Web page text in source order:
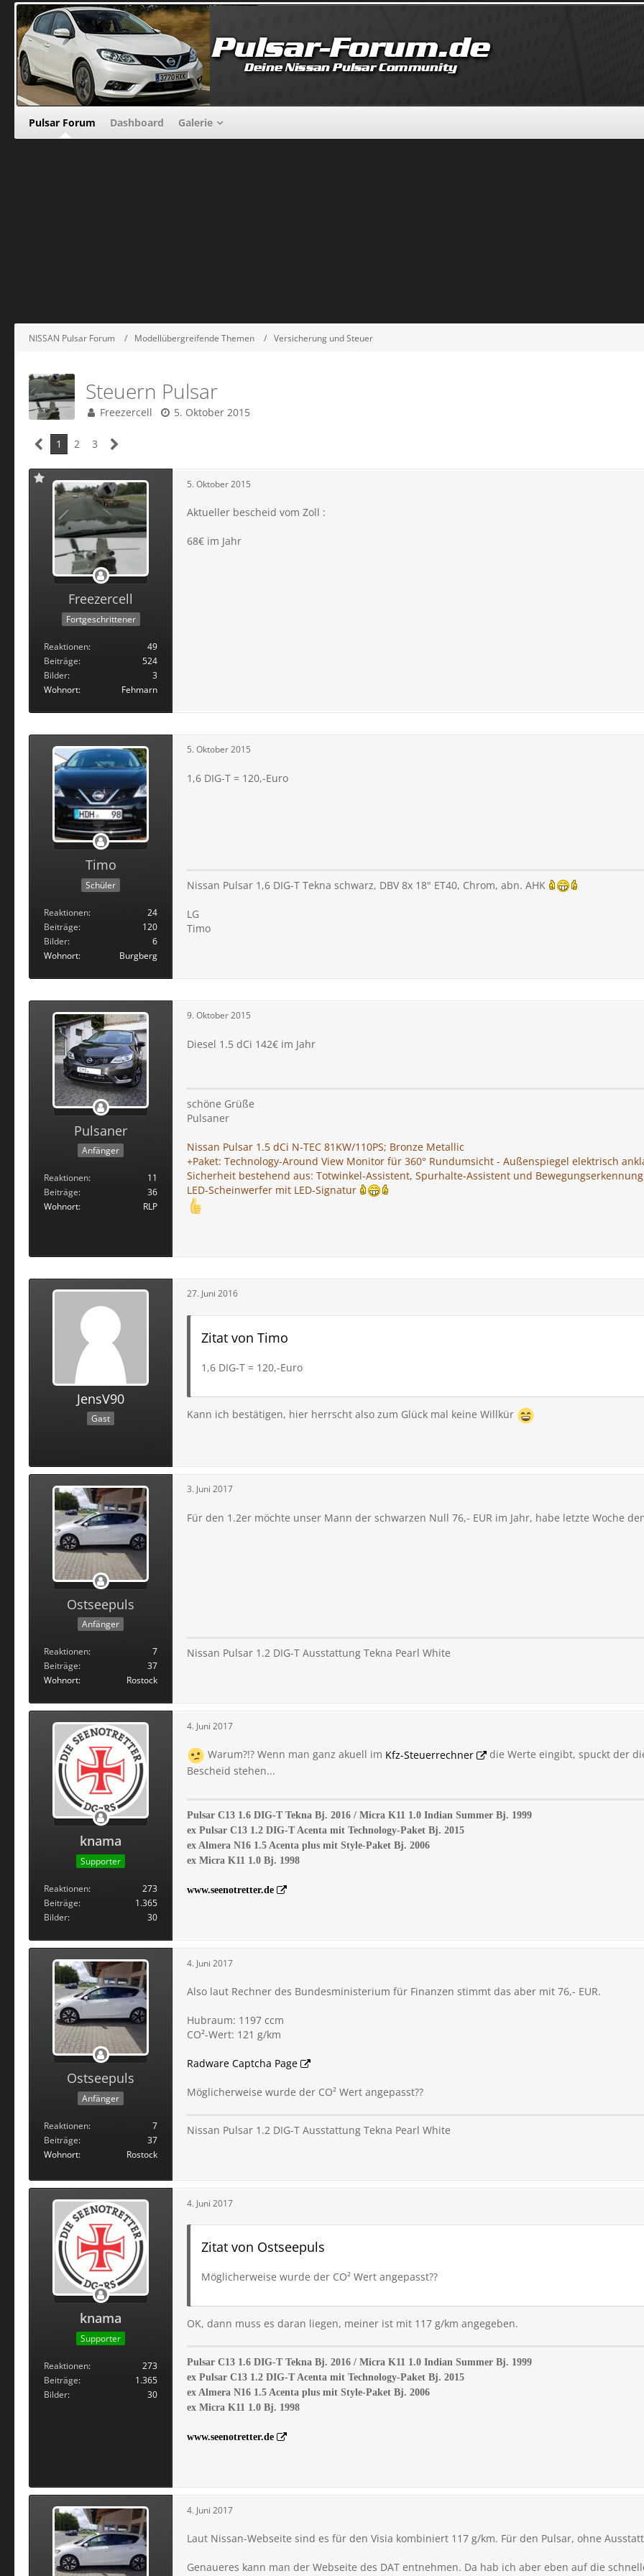
Pulsar Forum Dashboard Galerie
NISSAN Pulsar Forum Modellübergreifende Themen Versicherung und Steuer
Steuern Pulsar
Freezercell 5. Oktober 2015
1 2 3
Freezercell
Fortgeschrittener
Reaktionen
49
Beiträge
524
Bilder
3
Wohnort
Fehmarn
5. Oktober 2015
Aktueller bescheid vom Zoll :
68€ im Jahr
Timo
Schüler
Reaktionen
24
Beiträge
120
Bilder
6
Wohnort
Burgberg
5. Oktober 2015
1,6 DIG-T = 120,-Euro
Nissan Pulsar 1,6 DIG-T Tekna schwarz, DBV 8x 18" ET40, Chrom, abn. AHK
LG
Timo
Pulsaner
Anfänger
Reaktionen
11
Beiträge
36
Wohnort
RLP
9. Oktober 2015
Diesel 1.5 dCi 142€ im Jahr
schöne Grüße
Pulsaner
Nissan Pulsar 1.5 dCi N-TEC 81KW/110PS; Bronze Metallic
+Paket: Technology-Around View Monitor für 360° Rundumsicht - Außenspiegel elektrisch
Sicherheit bestehend aus: Totwinkel-Assistent, Spurhalte-Assistent und Bewegungserkennung
LED-Scheinwerfer mit LED-Signatur
JensV90
Gast
27. Juni 2016
Zitat von Timo
1,6 DIG-T = 120,-Euro
Kann ich bestätigen, hier herrscht also zum Glück mal keine Willkür
Ostseepuls
Anfänger
Reaktionen
7
Beiträge
37
Wohnort
Rostock
3. Juni 2017
Für den 1.2er möchte unser Mann der schwarzen Null 76,- EUR im Jahr, habe letzte Woche
Nissan Pulsar 1.2 DIG-T Ausstattung Tekna Pearl White
knama
Supporter
Reaktionen
273
Beiträge
1.365
Bilder
30
4. Juni 2017
Warum?!? Wenn man ganz akuell im Kfz-Steuerrechner
die Werte eingibt, spuckt der
Bescheid stehen...
Pulsar C13 1.6 DIG-T Tekna Bj. 2016 / Micra K11 1.0 Indian Summer Bj. 1999
ex Pulsar C13 1.2 DIG-T Acenta mit Technology-Paket Bj. 2015
ex Almera N16 1.5 Acenta plus mit Style-Paket Bj. 2006
ex Micra K11 1.0 Bj. 1998
www.seenotretter.de
Ostseepuls
Anfänger
Reaktionen
7
Beiträge
37
Wohnort
Rostock
4. Juni 2017
Also laut Rechner des Bundesministerium für Finanzen stimmt das aber mit 76,- EUR.
Hubraum: 1197 ccm
CO²-Wert: 121 g/km
Radware Captcha Page
Möglicherweise wurde der CO² Wert angepasst??
Nissan Pulsar 1.2 DIG-T Ausstattung Tekna Pearl White
knama
Supporter
Reaktionen
273
Beiträge
1.365
Bilder
30
4. Juni 2017
Zitat von Ostseepuls
Möglicherweise wurde der CO² Wert angepasst??
OK, dann muss es daran liegen, meiner ist mit 117 g/km angegeben.
Pulsar C13 1.6 DIG-T Tekna Bj. 2016 / Micra K11 1.0 Indian Summer Bj. 1999
ex Pulsar C13 1.2 DIG-T Acenta mit Technology-Paket Bj. 2015
ex Almera N16 1.5 Acenta plus mit Style-Paket Bj. 2006
ex Micra K11 1.0 Bj. 1998
www.seenotretter.de
4. Juni 2017
Laut Nissan-Webseite sind es für den Visia kombiniert 117 g/km. Für den Pulsar, ohne
Genaueres kann man der Webseite des DAT entnehmen. Da hab ich aber eben auf die